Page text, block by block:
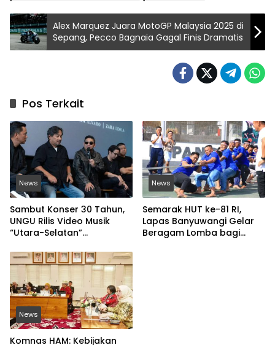
Alex Marquez Juara MotoGP Malaysia 2025 di
Sepang, Pecco Bagnaia Gagal Finis Dramatis
Pos Terkait
News
Sambut Konser 30 Tahun,
UNGU Rilis Video Musik
“Utara-Selatan”
News
Semarak HUT ke-81 RI,
Lapas Banyuwangi Gelar
Beragam Lomba bagi
News
Komnas HAM: Kebijakan